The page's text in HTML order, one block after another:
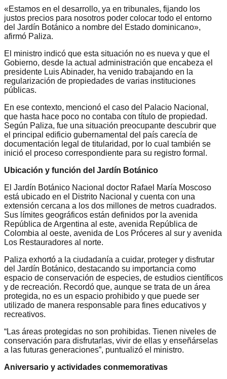
«Estamos en el desarrollo, ya en tribunales, fijando los
justos precios para nosotros poder colocar todo el entorno
del Jardín Botánico a nombre del Estado dominicano»,
afirmó Paliza.
El ministro indicó que esta situación no es nueva y que el
Gobierno, desde la actual administración que encabeza el
presidente Luis Abinader, ha venido trabajando en la
regularización de propiedades de varias instituciones
públicas.
En ese contexto, mencionó el caso del Palacio Nacional,
que hasta hace poco no contaba con título de propiedad.
Según Paliza, fue una situación preocupante descubrir que
el principal edificio gubernamental del país carecía de
documentación legal de titularidad, por lo cual también se
inició el proceso correspondiente para su registro formal.
Ubicación y función del Jardín Botánico
El Jardín Botánico Nacional doctor Rafael María Moscoso
está ubicado en el Distrito Nacional y cuenta con una
extensión cercana a los dos millones de metros cuadrados.
Sus límites geográficos están definidos por la avenida
República de Argentina al este, avenida República de
Colombia al oeste, avenida de Los Próceres al sur y avenida
Los Restauradores al norte.
Paliza exhortó a la ciudadanía a cuidar, proteger y disfrutar
del Jardín Botánico, destacando su importancia como
espacio de conservación de especies, de estudios científicos
y de recreación. Recordó que, aunque se trata de un área
protegida, no es un espacio prohibido y que puede ser
utilizado de manera responsable para fines educativos y
recreativos.
“Las áreas protegidas no son prohibidas. Tienen niveles de
conservación para disfrutarlas, vivir de ellas y enseñárselas
a las futuras generaciones”, puntualizó el ministro.
Aniversario y actividades conmemorativas